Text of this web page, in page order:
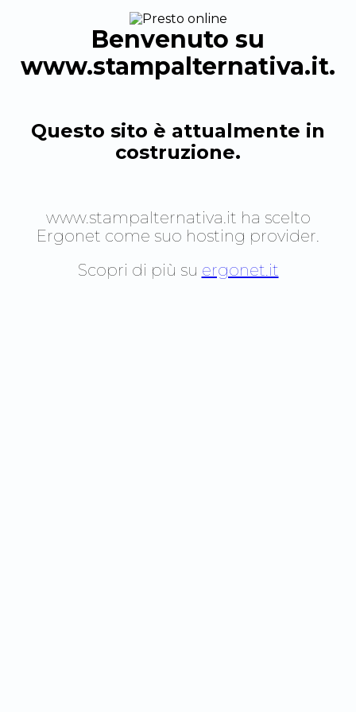
Benvenuto su
www.stampalternativa.it.
Questo sito è attualmente in
costruzione.
www.stampalternativa.it ha scelto
Ergonet come suo hosting provider.
Scopri di più su ergonet.it